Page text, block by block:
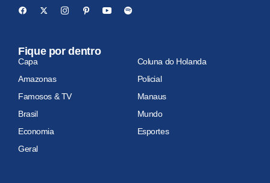
Fique por dentro
Capa
Coluna do Holanda
Amazonas
Policial
Famosos & TV
Manaus
Brasil
Mundo
Economia
Esportes
Geral